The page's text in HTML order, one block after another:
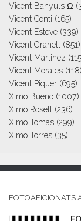
Vicent Banyuls Ω
Vicent Conti (165)
Vicent Esteve (339)
Vicent Granell
(851)
Vicent Martinez
Vicent Morales (118)
Vicent Piquer (695)
Ximo Bueno (1007)
Ximo Rosell
(236)
Ximo Tomás (299)
Ximo Torres (35)
FOTOAFICIONATS